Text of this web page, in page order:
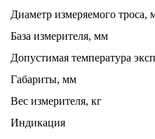
Диаметр измеряемого троса,
База измерителя, мм
Допустимая температура
Габариты, мм
Вес измерителя, кг
Индикация